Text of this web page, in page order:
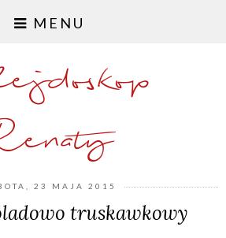
MENU
23 MAJA 2015
truskawkowy